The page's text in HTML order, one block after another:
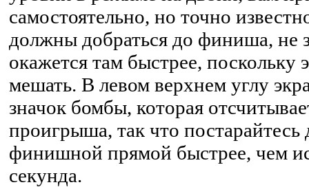
самостоятельно, но точно
должны добраться до финиша, не
окажется там быстрее, поскольку
мешать. В левом верхнем углу
значок бомбы, которая
проигрыша, так что постарайтесь
финишной прямой быстрее, чем
секунда.